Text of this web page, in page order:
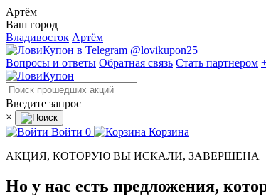
Артём
Ваш город
Владивосток Артём
@lovikupon25
Вопросы и ответы Обратная связь Стать партнером
Введите запрос
×
Войти 0
Корзина
АКЦИЯ, КОТОРУЮ ВЫ ИСКАЛИ, ЗАВЕРШЕНА
Но у нас есть предложения,